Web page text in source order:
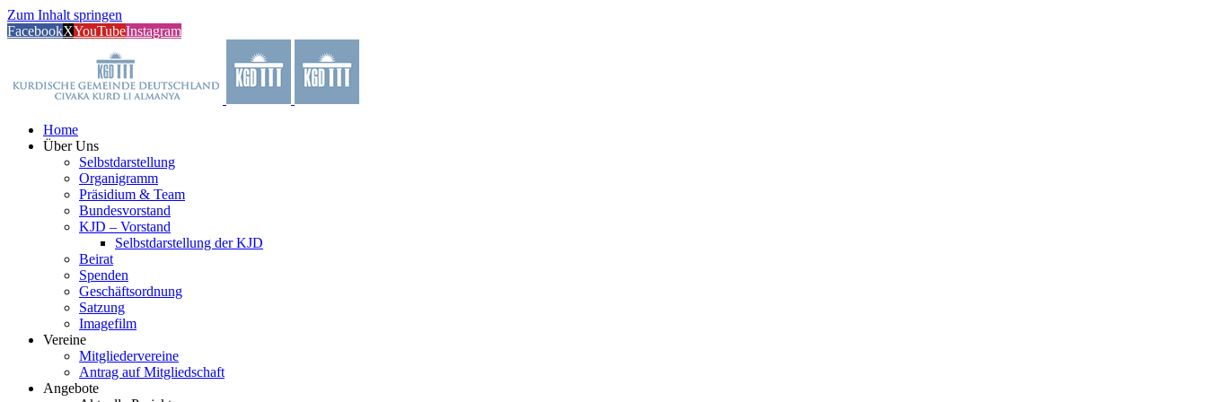
Zum Inhalt springen
FacebookXYouTubeInstagram
Home
Über Uns
Selbstdarstellung
Organigramm
Präsidium & Team
Bundesvorstand
KJD – Vorstand
Selbstdarstellung der KJD
Beirat
Spenden
Geschäftsordnung
Satzung
Imagefilm
Vereine
Mitgliedervereine
Antrag auf Mitgliedschaft
Angebote